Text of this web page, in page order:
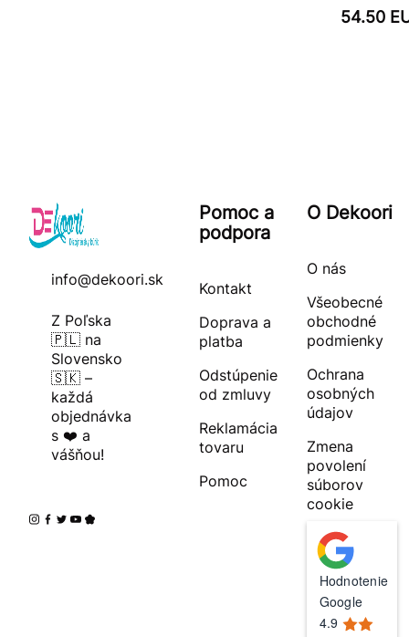
54.50
info@dekoori.sk
Z Poľska
🇵🇱 na
Slovensko
🇸🇰 –
každá
objednávka
s ❤️ a
vášňou!
Pomoc a
podpora
Kontakt
Doprava a
platba
Odstúpenie
od zmluvy
Reklamácia
tovaru
Pomoc
O Dekoori
O nás
Všeobecné
obchodné
podmienky
Ochrana
osobných
údajov
Zmena
povolení
súborov
cookie
Hodnotenie
Google
4.9